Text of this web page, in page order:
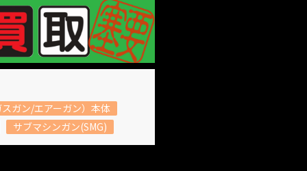
ガン/エアーガン）本体
サブマシンガン(SMG)